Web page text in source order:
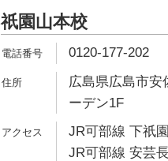
祇園山本校
0120-177-202
広島県広島市安
ーデン1F
JR可部線 下祇
JR可部線 安芸